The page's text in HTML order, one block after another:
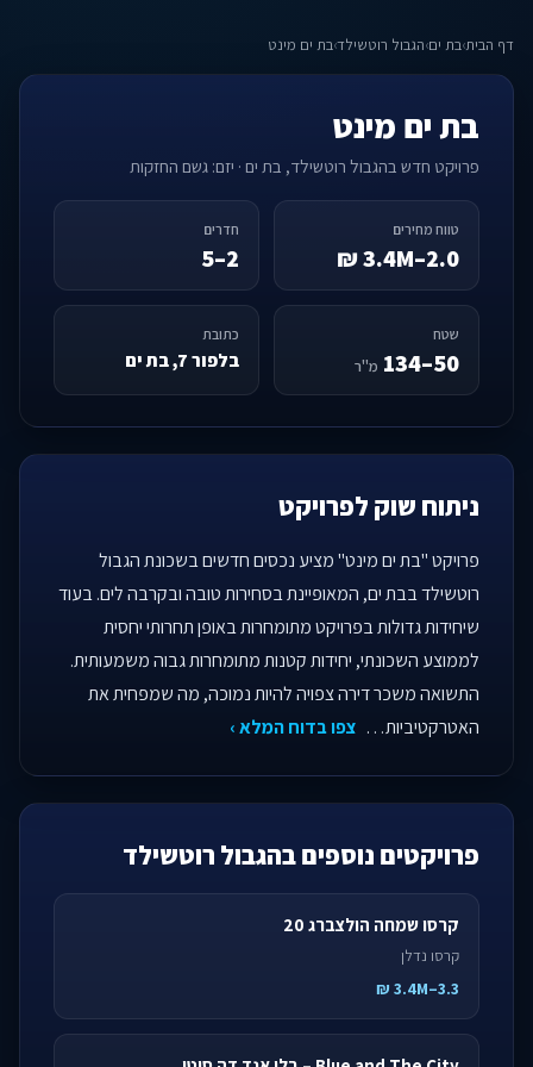
דף הבית›בת ים›הגבול רוטשילד›בת ים מינט
בת ים מינט
פרויקט חדש בהגבול רוטשילד, בת ים · יזם: גשם החזקות
טווח מחירים
2.0–3.4M ₪
חדרים
2–5
שטח
50–134 מ"ר
כתובת
בלפור 7, בת ים
ניתוח שוק לפרויקט
פרויקט "בת ים מינט" מציע נכסים חדשים בשכונת הגבול
רוטשילד בבת ים, המאופיינת בסחירות טובה ובקרבה לים. בעוד
שיחידות גדולות בפרויקט מתומחרות באופן תחרותי יחסית
לממוצע השכונתי, יחידות קטנות מתומחרות גבוה משמעותית.
התשואה משכר דירה צפויה להיות נמוכה, מה שמפחית את
האטרקטיביות… צפו בדוח המלא ›
פרויקטים נוספים בהגבול רוטשילד
קרסו שמחה הולצברג 20
קרסו נדלן
3.3–3.4M ₪